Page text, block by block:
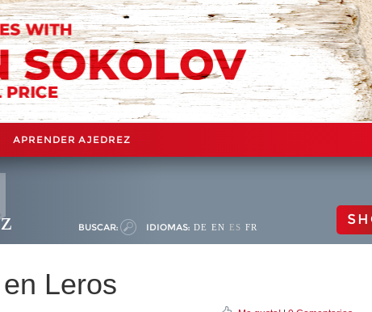
APRENDER AJEDREZ
BUSCAR: IDIOMAS: DE EN ES FR
Leros